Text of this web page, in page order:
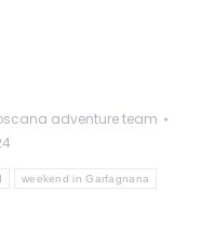
adventure team
weekend in Garfagnana